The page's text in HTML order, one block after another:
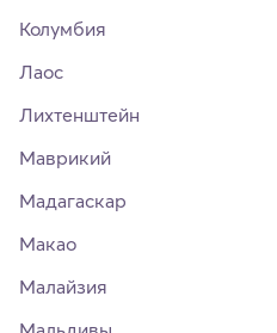
Колумбия
Лаос
Лихтенштейн
Маврикий
Мадагаскар
Макао
Малайзия